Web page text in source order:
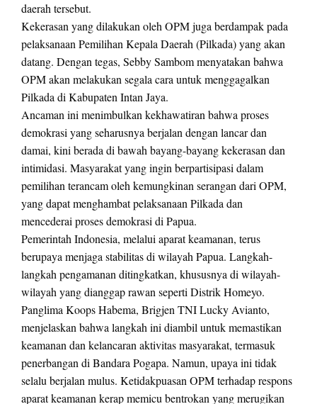
daerah tersebut.
Kekerasan yang dilakukan oleh OPM juga berdampak pada
pelaksanaan Pemilihan Kepala Daerah (Pilkada) yang akan
datang. Dengan tegas, Sebby Sambom menyatakan bahwa
OPM akan melakukan segala cara untuk menggagalkan
Pilkada di Kabupaten Intan Jaya.
Ancaman ini menimbulkan kekhawatiran bahwa proses
demokrasi yang seharusnya berjalan dengan lancar dan
damai, kini berada di bawah bayang-bayang kekerasan dan
intimidasi. Masyarakat yang ingin berpartisipasi dalam
pemilihan terancam oleh kemungkinan serangan dari OPM,
yang dapat menghambat pelaksanaan Pilkada dan
mencederai proses demokrasi di Papua.
Pemerintah Indonesia, melalui aparat keamanan, terus
berupaya menjaga stabilitas di wilayah Papua. Langkah-
langkah pengamanan ditingkatkan, khususnya di wilayah-
wilayah yang dianggap rawan seperti Distrik Homeyo.
Panglima Koops Habema, Brigjen TNI Lucky Avianto,
menjelaskan bahwa langkah ini diambil untuk memastikan
keamanan dan kelancaran aktivitas masyarakat, termasuk
penerbangan di Bandara Pogapa. Namun, upaya ini tidak
selalu berjalan mulus. Ketidakpuasan OPM terhadap respons
aparat keamanan kerap memicu bentrokan yang merugikan